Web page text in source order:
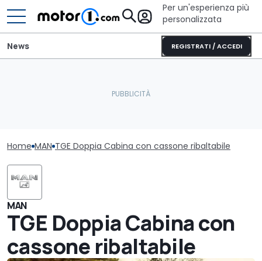
Per un'esperienza più
personalizzata
REGISTRATI / ACCEDI
News
Home MAN TGE Doppia Cabina con cassone ribaltabile
MAN
TGE Doppia Cabina con
cassone ribaltabile